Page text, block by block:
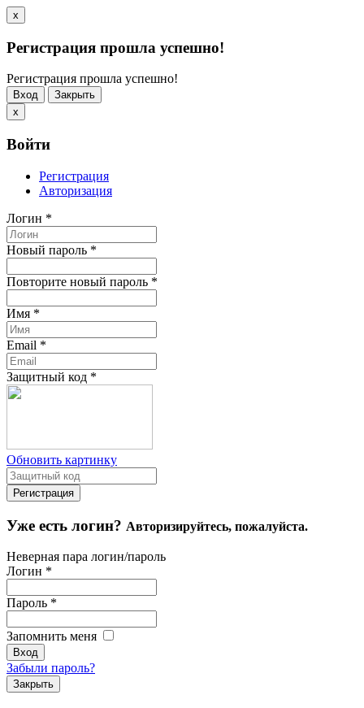
x
Регистрация прошла успешно!
Регистрация прошла успешно!
Вход
Закрыть
x
Войти
Регистрация
Авторизация
Логин *
Новый пароль *
Повторите новый пароль *
Имя *
Email *
Защитный код *
Обновить картинку
Уже есть логин? Авторизируйтесь, пожалуйста.
Неверная пара логин/пароль
Логин *
Пароль *
Запомнить меня
Забыли пароль?
Закрыть